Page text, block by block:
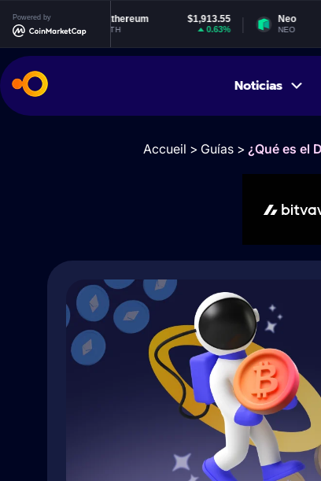
Powered by
Ethereum $1,913.55
ETH
Neo
NEO
Noticias
Accueil > Guías > ¿Qué es el